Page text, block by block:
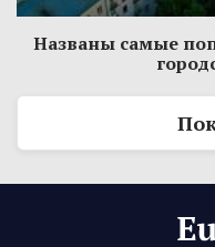
Названы самые